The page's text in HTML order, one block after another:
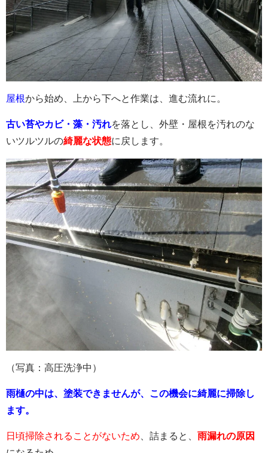
屋根から始め、上から下へと作業は、進む流れに。
古い苔やカビ・藻・汚れを落とし、外壁・屋根を汚れのな
いツルツルの綺麗な状態に戻します。
（写真：高圧洗浄中）
雨樋の中は、塗装できませんが、この機会に綺麗に掃除し
ます。
日頃掃除されることがないため 、詰まると、 雨漏れの原因